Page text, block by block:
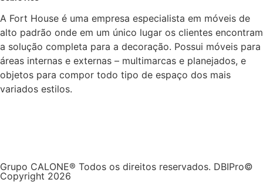
A Fort House é uma empresa especialista em móveis de
alto padrão onde em um único lugar os clientes encontram
a solução completa para a decoração. Possui móveis para
áreas internas e externas – multimarcas e planejados, e
objetos para compor todo tipo de espaço dos mais
variados estilos.
Grupo CALONE® Todos os direitos reservados. DBIPro©
Copyright 2026